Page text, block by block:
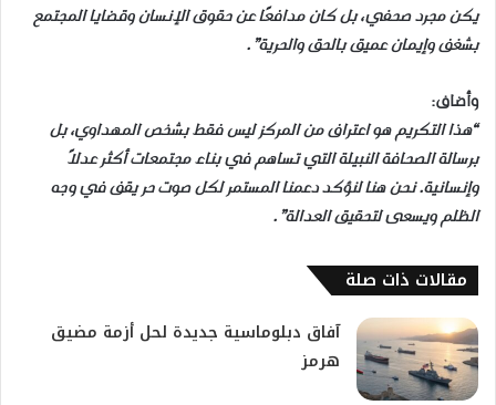
يكن مجرد صحفي، بل كان مدافعًا عن حقوق الإنسان وقضايا المجتمع
بشغف وإيمان عميق بالحق والحرية.”
وأضاف:
“هذا التكريم هو اعتراف من المركز ليس فقط بشخص المهداوي، بل
برسالة الصحافة النبيلة التي تساهم في بناء مجتمعات أكثر عدلاً
وإنسانية. نحن هنا لنؤكد دعمنا المستمر لكل صوت حر يقف في وجه
الظلم ويسعى لتحقيق العدالة.”
مقالات ذات صلة
آفاق دبلوماسية جديدة لحل أزمة مضيق
هرمز